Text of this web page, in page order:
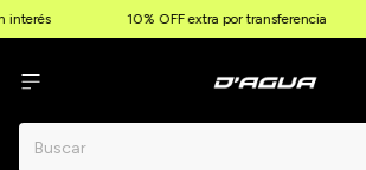
10% OFF extra por transferencia